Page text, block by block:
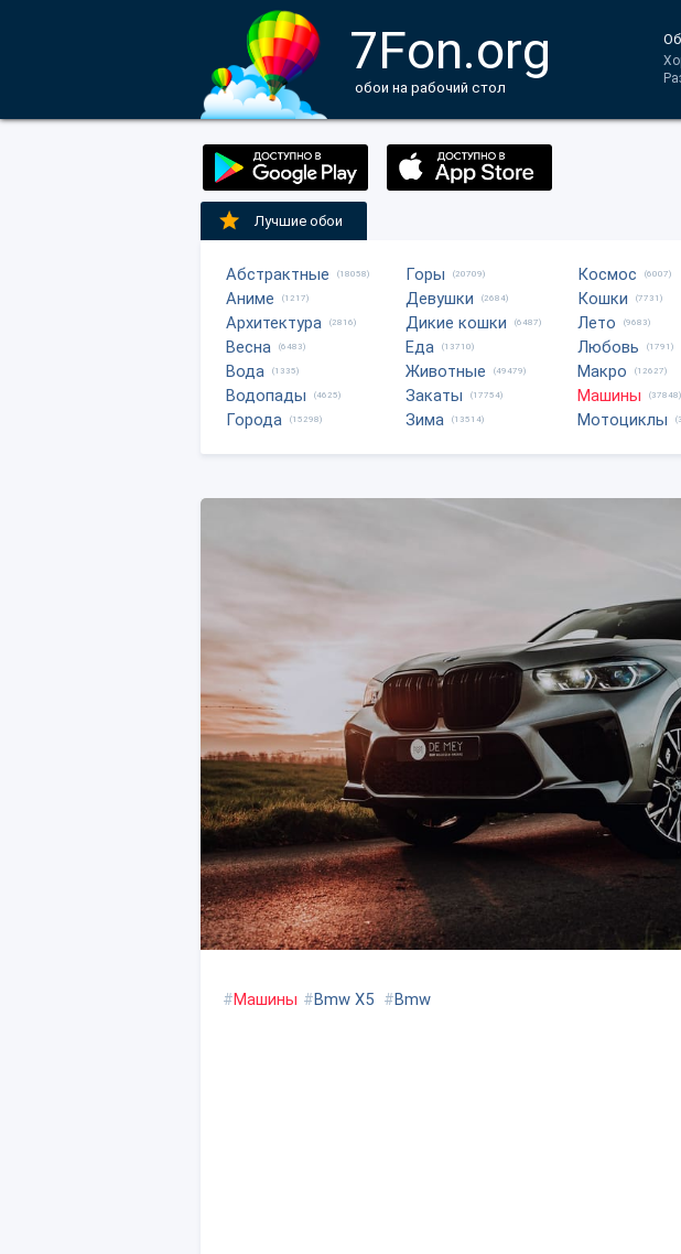
7Fon.org
обои на рабочий стол
Лучшие обои
Абстрактные (18058)
Аниме (1217)
Архитектура (2816)
Весна (6483)
Вода (1335)
Водопады (4625)
Города (15298)
Горы (20709)
Девушки (2684)
Дикие кошки (6487)
Еда (13710)
Животные (49479)
Закаты (17754)
Зима (13514)
Космос (6007)
Кошки (7731)
Лето (9683)
Любовь (1791)
Макро (12627)
Машины (37848)
Мотоциклы
#Машины #Bmw X5 #Bmw